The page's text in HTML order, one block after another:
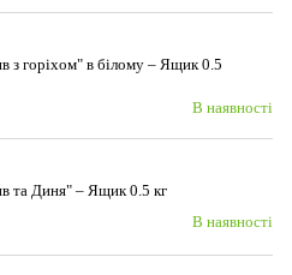
з горiхом" в білому – Ящик 0.5
В наявності
та Диня" – Ящик 0.5 кг
В наявності